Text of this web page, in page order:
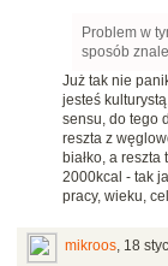
Problem w
sposób
Już tak nie
jesteś
sensu, do tego
reszta z
białko, a
2000kcal - tak
pracy, wieku,
mikroos, 18